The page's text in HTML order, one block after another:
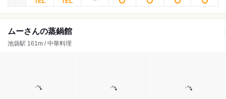
ムーさんの蒸鍋館
池袋駅 161m / 中華料理